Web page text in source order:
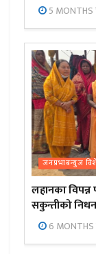
5 MONTHS
जनप्रभाबन्युज
लहानका
सकुन्तीको
6